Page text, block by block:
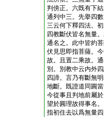
判傍正。六既有下
通列中三。先擧四
三云何下釋四法。
四教斷伏皆名無量
通名之。此中皆約
伏見思即指菩薩。
故。且置二乘故。
別。別教中云内外
四諦。言乃有斷無
地斷。既證道同圓
今從事且判地前屬
望於圓理故得事名
指初住去以爲無量